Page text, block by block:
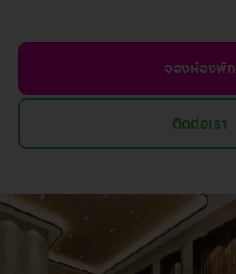
จองห้องพัก
ติดต่อเรา